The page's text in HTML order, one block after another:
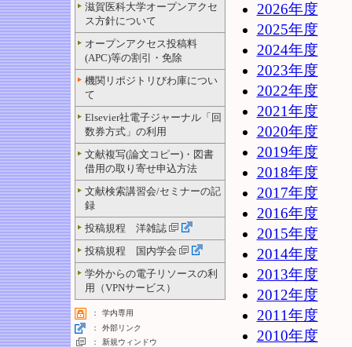
2026年度
2025年度
2024年度
2023年度
2022年度
2021年度
2020年度
2019年度
2018年度
2017年度
2016年度
2015年度
2014年度
2013年度
2012年度
2011年度
2010年度
滋賀医科大学オープンアクセ
ス方針について
オープンアクセス投稿料
(APC)等の割引・免除
機関リポジトリびわ庫につい
て
Elsevier社電子ジャーナル「回
数券方式」の利用
文献複写(論文コピー)・図書
借用の取り寄せ申込方法
文献検索講習会/セミナーの記
録
投稿規程 洋雑誌
投稿規程 国内学会
学外からの電子リソースの利
用（VPNサービス）
：
学内専用
：
外部リンク
：
新規ウィンドウ